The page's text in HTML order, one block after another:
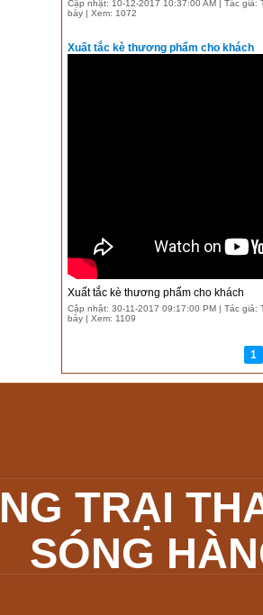
Cập nhật: 10-12-2017 10:37:00 AM | Tác
bày | Xem: 1072
Xuất tắc kè thương phẩm cho khách
Xuất tắc kè thương phẩm cho khách
Cập nhật: 30-11-2017 09:17:00 PM | Tác
bày | Xem: 1109
1
TRẠI
SÓNG